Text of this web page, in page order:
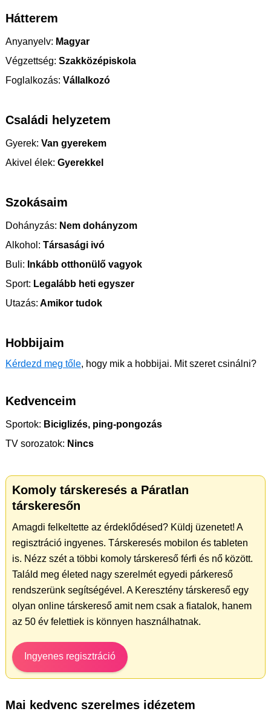
Hátterem
Anyanyelv: Magyar
Végzettség: Szakközépiskola
Foglalkozás: Vállalkozó
Családi helyzetem
Gyerek: Van gyerekem
Akivel élek: Gyerekkel
Szokásaim
Dohányzás: Nem dohányzom
Alkohol: Társasági ivó
Buli: Inkább otthonülő vagyok
Sport: Legalább heti egyszer
Utazás: Amikor tudok
Hobbijaim
Kérdezd meg tőle, hogy mik a hobbijai. Mit szeret csinálni?
Kedvenceim
Sportok: Biciglizés, ping-pongozás
TV sorozatok: Nincs
Komoly társkeresés a Páratlan
társkeresőn
Amagdi felkeltette az érdeklődésed? Küldj üzenetet! A
regisztráció ingyenes. Társkeresés mobilon és tableten
is. Nézz szét a többi komoly társkereső férfi és nő között.
Találd meg életed nagy szerelmét egyedi párkereső
rendszerünk segítségével. A Keresztény társkereső egy
olyan online társkereső amit nem csak a fiatalok, hanem
az 50 év felettiek is könnyen használhatnak.
Ingyenes regisztráció
Mai kedvenc szerelmes idézetem